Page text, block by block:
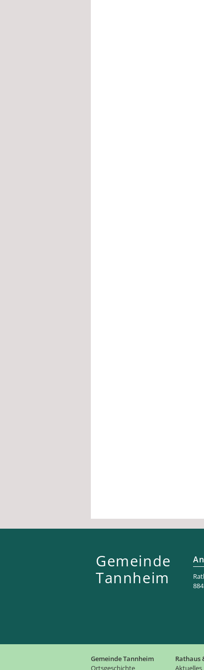
Gemeinde
Tannheim
Gemeinde Tannheim
Ortsgeschichte
Rathaus
Aktuelles